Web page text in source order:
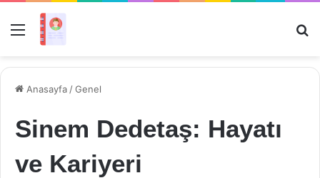
Menü
Anasayfa /Genel
Sinem Dedetaş: Hayatı
ve Kariyeri